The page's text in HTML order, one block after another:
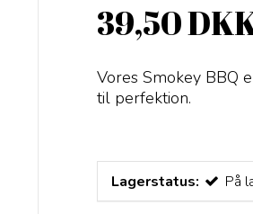
39,50
Vores Smokey BBQ
til perfektion.
Lagerstatus: På